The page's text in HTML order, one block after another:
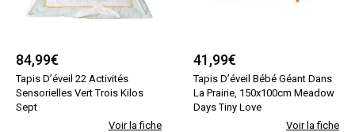
84,99€
Tapis D’éveil 22 Activités
Sensorielles Vert Trois Kilos
Sept
Voir la fiche
41,99€
Tapis D’éveil Bébé Géant Dans
La Prairie, 150x100cm Meadow
Days Tiny Love
Voir la fiche